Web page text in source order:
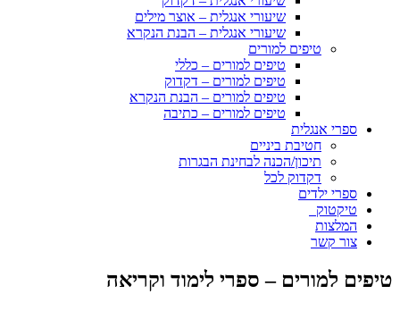
שיעורי אנגלית – אוצר מילים
שיעורי אנגלית – הבנת הנקרא
טיפים למורים
טיפים למורים – כללי
טיפים למורים – דקדוק
טיפים למורים – הבנת הנקרא
טיפים למורים – כתיבה
ספרי אנגלית
חטיבת ביניים
תיכון/הכנה לבחינת הבגרות
דקדוק לכל
ספרי ילדים
טיקטוק
המלצות
צור קשר
טיפים למורים – ספרי לימוד וקריאה